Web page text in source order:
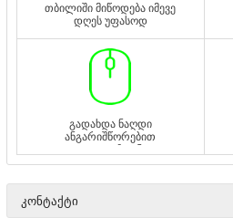
თბილიში მიწოდება იმევე
დღეს უფასოდ
გადახდა ნაღდი
ანგარიშწორებით
ადგილზე ან
გადმორიცხვით
ᲙᲝᲜᲢᲐᲥᲢᲘ